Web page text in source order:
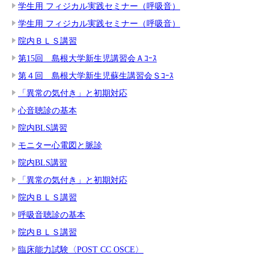
学生用 フィジカル実践セミナー（呼吸音）
学生用 フィジカル実践セミナー（呼吸音）
院内ＢＬＳ講習
第15回 島根大学新生児講習会Ａｺｰｽ
第４回 島根大学新生児蘇生講習会Ｓｺｰｽ
「異常の気付き」と初期対応
心音聴診の基本
院内BLS講習
モニター心電図と脈診
院内BLS講習
「異常の気付き」と初期対応
院内ＢＬＳ講習
呼吸音聴診の基本
院内ＢＬＳ講習
臨床能力試験〈POST CC OSCE〉